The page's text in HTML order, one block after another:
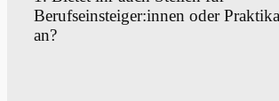
Berufseinsteiger:innen oder
an?